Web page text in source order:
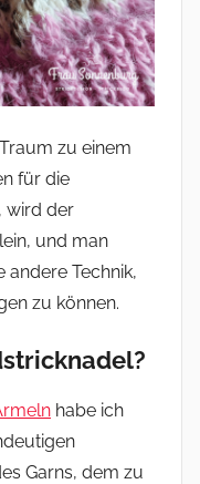
zu einem
für die
wird der
und man
andere Technik,
zu können.
habe ich
Garns, dem zu